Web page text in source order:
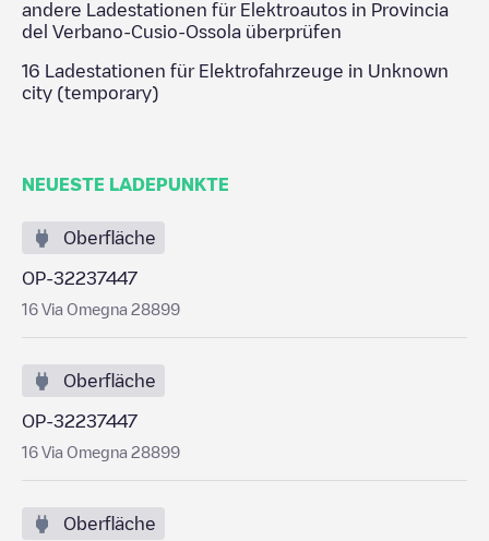
andere Ladestationen für Elektroautos in Provincia
del Verbano-Cusio-Ossola überprüfen
16 Ladestationen für Elektrofahrzeuge in Unknown
city (temporary)
NEUESTE LADEPUNKTE
Oberfläche
OP-32237447
16 Via Omegna 28899
Oberfläche
OP-32237447
16 Via Omegna 28899
Oberfläche